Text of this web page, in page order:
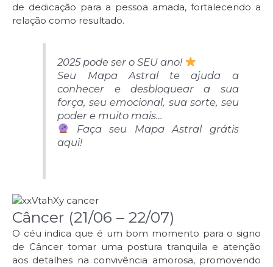
de dedicação para a pessoa amada, fortalecendo a
relação como resultado.
2025 pode ser o SEU ano! ​
Seu Mapa Astral te ajuda a
conhecer e desbloquear a sua
força, seu emocional, sua sorte, seu
poder e muito mais…
Faça seu Mapa Astral grátis
aqui!
Câncer (21/06 – 22/07)
O céu indica que é um bom momento para o signo
de Câncer tomar uma postura tranquila e atenção
aos detalhes na convivência amorosa, promovendo